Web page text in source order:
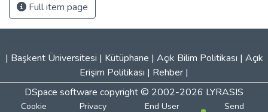
Full item page
| Başkent Üniversitesi | Kütüphane | Açık Bilim Politikası | Açık
Erişim Politikası | Rehber |
DSpace software copyright © 2002-2026 LYRASIS
Cookie Privacy End User Send